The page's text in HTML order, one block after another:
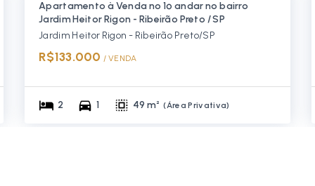
Apartamento à Venda no 1º andar no bairro
Jardim Heitor Rigon - Ribeirão Preto / SP
Jardim Heitor Rigon - Ribeirão Preto/SP
R$133.000 / VENDA
2 1 49 m² (Área Privativa)